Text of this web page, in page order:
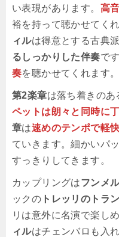
い表現があります。 高
裕を持って聴かせてくれ
ィルは得意とする古典
るしっかりした伴奏です
奏を聴かせてくれます。
第2楽章は落ち着きのあ
ペットは朗々と同時に
章は速めのテンポで軽
ていきます。細かいパ
すっきりしてきます。
カップリングはフンメ
ックの トレッリのトラ
リは意外に名演で楽しめ
ィルはチェンバロも入